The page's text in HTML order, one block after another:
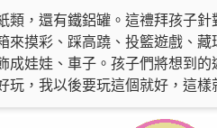
類，還有鐵鋁罐。這禮拜孩子
來摸彩、踩高蹺、投籃遊戲、
成娃娃、車子。孩子們將想到
玩，我以後要玩這個就好，這樣